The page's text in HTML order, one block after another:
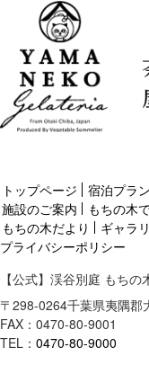
トップページ 宿泊プラン
施設のご案内
もちの木
もちの木だより
ギャラ
プライバシーポリシー
【公式】渓谷別庭 もちの
〒 298-0264千葉県夷隅郡
FAX：0470-80-9001
TEL： 0470-80-9000